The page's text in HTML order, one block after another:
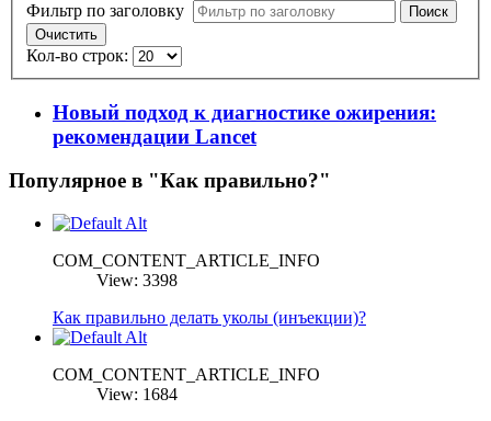
Фильтр по заголовку
Поиск
Очистить
Кол-во строк:
Новый подход к диагностике ожирения:
рекомендации Lancet
Популярное в "Как правильно?"
COM_CONTENT_ARTICLE_INFO
View: 3398
Как правильно делать уколы (инъекции)?
COM_CONTENT_ARTICLE_INFO
View: 1684